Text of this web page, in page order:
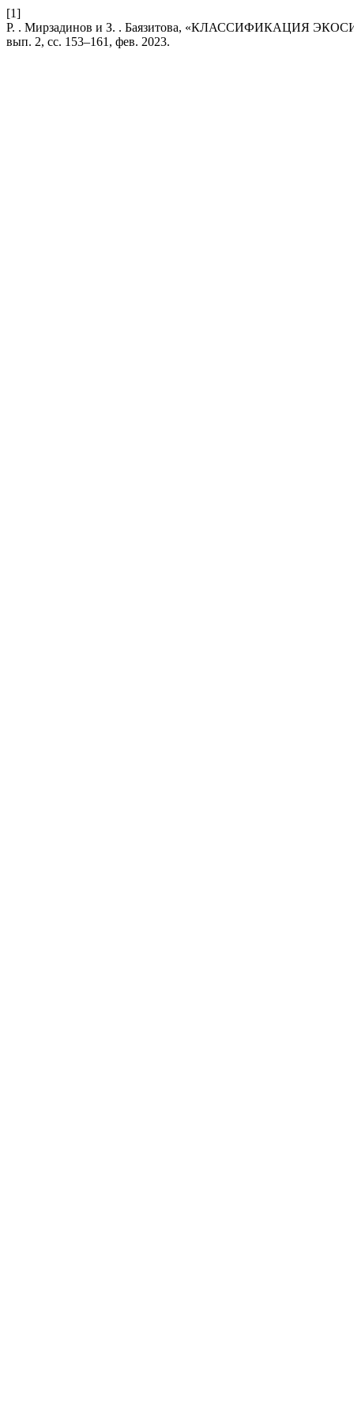
[1]
Р. . Мирзадинов и З. . Баязитова, «КЛАССИФИКАЦИЯ
вып. 2, сс. 153–161, фев. 2023.